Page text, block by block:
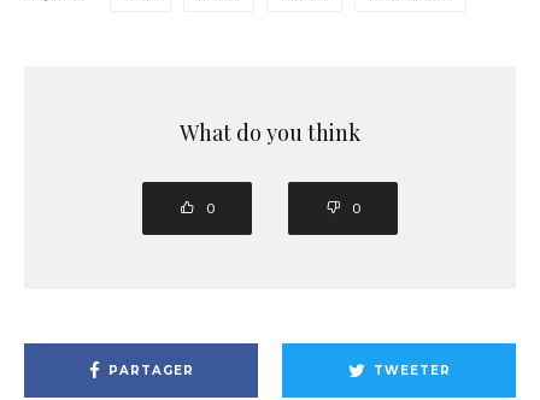
What do you think
0 0
PARTAGER TWEETER